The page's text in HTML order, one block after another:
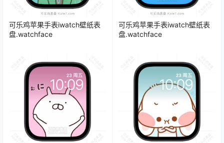
可乐鸡苹果手表iwatch壁纸表
盘.watchface
可乐鸡苹果手表iwatch壁纸表
盘.watchface